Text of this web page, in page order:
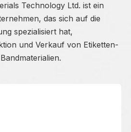
Technology Ltd. ist ein
das sich auf die
spezialisiert hat,
und Verkauf von Etiketten-